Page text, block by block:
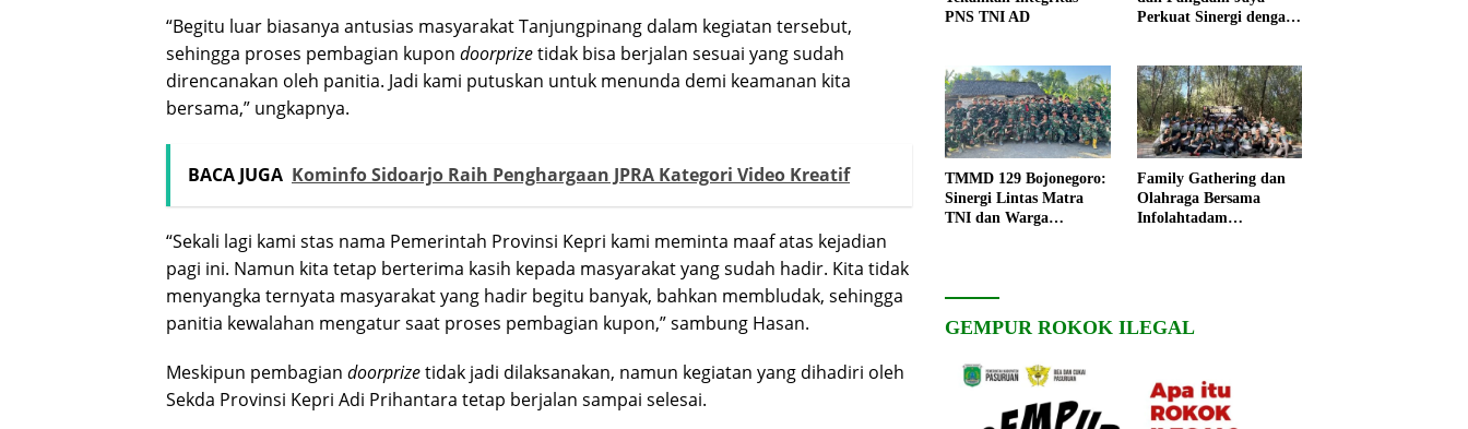
“Begitu luar biasanya antusias masyarakat Tanjungpinang dalam kegiatan tersebut,
sehingga proses pembagian kupon doorprizetidak bisa berjalan sesuai yang sudah
direncanakan oleh panitia. Jadi kami putuskan untuk menunda demi keamanan kita
bersama,” ungkapnya.
BACA JUGA Kominfo Sidoarjo Raih Penghargaan JPRA Kategori Video Kreatif
“Sekali lagi kami stas nama Pemerintah Provinsi Kepri kami meminta maaf atas kejadian
pagi ini. Namun kita tetap berterima kasih kepada masyarakat yang sudah hadir. Kita tidak
menyangka ternyata masyarakat yang hadir begitu banyak, bahkan membludak, sehingga
panitia kewalahan mengatur saat proses pembagian kupon,” sambung Hasan.
Meskipun pembagian doorprizetidak jadi dilaksanakan, namun kegiatan yang dihadiri oleh
Sekda Provinsi Kepri Adi Prihantara tetap berjalan sampai selesai.
PNS TNI AD
Perkuat Sinergi dengan
TMMD 129 Bojonegoro:
Sinergi Lintas Matra
TNI dan Warga
Family Gathering dan
Olahraga Bersama
Infolahtadam
GEMPUR ROKOK ILEGAL